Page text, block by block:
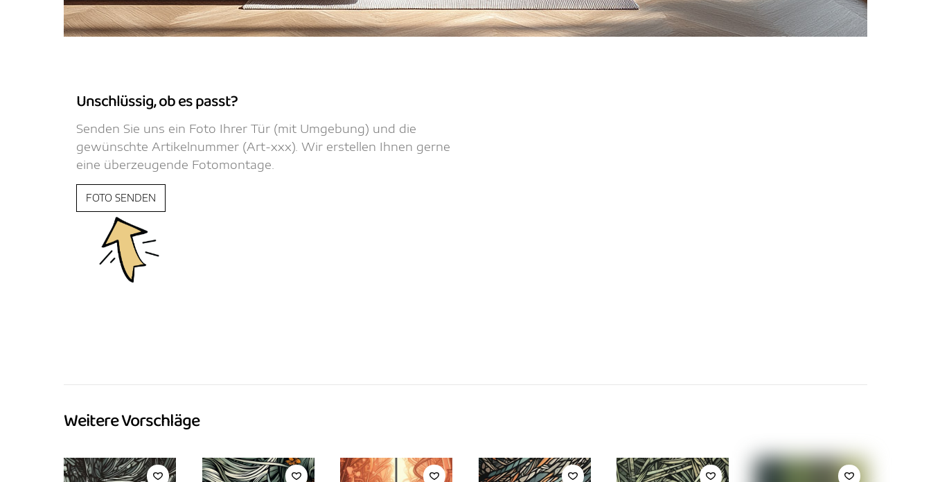
Unschlüssig, ob es passt?
Senden Sie uns ein Foto Ihrer Tür (mit Umgebung) und die
gewünschte Artikelnummer (Art-xxx). Wir erstellen Ihnen gerne
eine überzeugende Fotomontage.
FOTO SENDEN
Weitere Vorschläge